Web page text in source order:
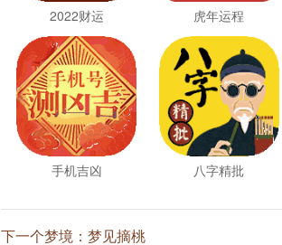
2022财运 虎年运程
手机吉凶 八字精批
下一个梦境： 梦见摘桃